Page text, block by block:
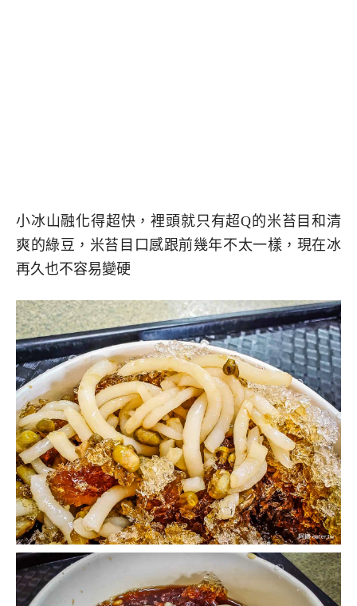
小冰山融化得超快，裡頭就只有超Q的米苔目和清
爽的綠豆，米苔目口感跟前幾年不太一樣，現在冰
再久也不容易變硬